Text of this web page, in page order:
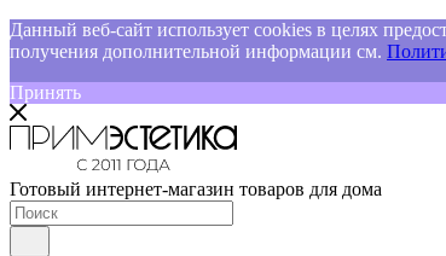
Данный веб-сайт использует cookies в целях
получения дополнительной информации см.
Принять
Готовый интернет-магазин товаров для дома